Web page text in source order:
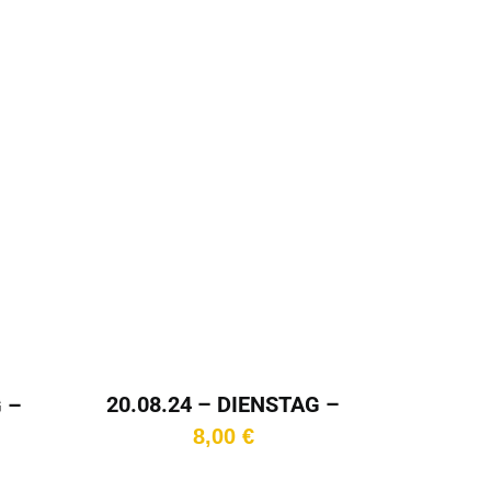
–
20.08.24 – DIENSTAG –
16:15 Uhr
8,00 €